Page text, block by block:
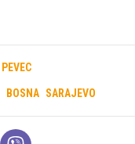
PEVEC
BOSNA SARAJEVO